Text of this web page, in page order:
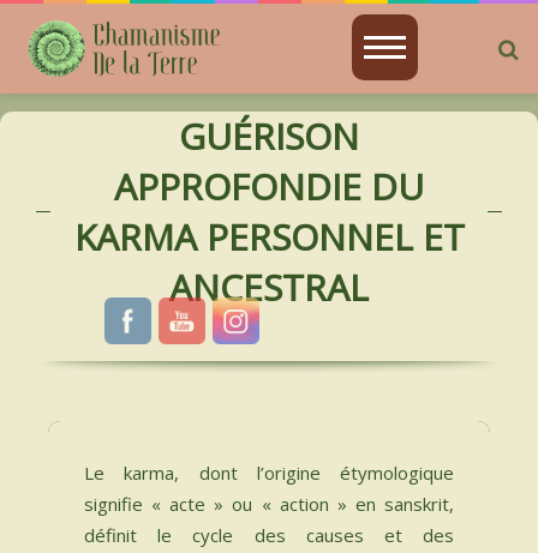
ACCUEIL
CHAMANISME
JE SUIS
ATELIERS PRÉSENTIELS
ENSEIGNEMENT DISTANCIEL EN VIDÉO
ASTRO-CHAMANISME
SOINS CHAMANIQUES
GUÉRISON
APPROFONDIE DU
KARMA PERSONNEL ET
ANCESTRAL
Le karma, dont l’origine étymologique
signifie « acte » ou « action » en sanskrit,
définit le cycle des causes et des